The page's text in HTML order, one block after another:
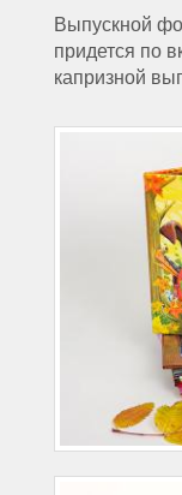
Выпускной
придется по
капризной